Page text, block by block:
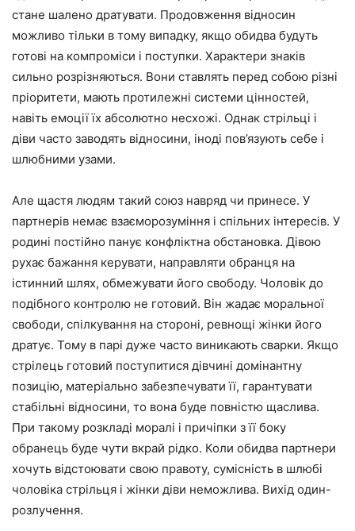
стане шалено дратувати. Продовження відносин
можливо тільки в тому випадку, якщо обидва будуть
готові на компроміси і поступки. Характери знаків
сильно розрізняються. Вони ставлять перед собою різні
пріоритети, мають протилежні системи цінностей,
навіть емоції їх абсолютно несхожі. Однак стрільці і
діви часто заводять відносини, іноді пов’язують себе і
шлюбними узами.
Але щастя людям такий союз навряд чи принесе. У
партнерів немає взаєморозуміння і спільних інтересів. У
родині постійно панує конфліктна обстановка. Дівою
рухає бажання керувати, направляти обранця на
істинний шлях, обмежувати його свободу. Чоловік до
подібного контролю не готовий. Він жадає моральної
свободи, спілкування на стороні, ревнощі жінки його
дратує. Тому в парі дуже часто виникають сварки. Якщо
стрілець готовий поступитися дівчині домінантну
позицію, матеріально забезпечувати її, гарантувати
стабільні відносини, то вона буде повністю щаслива.
При такому розкладі моралі і причіпки з її боку
обранець буде чути вкрай рідко. Коли обидва партнери
хочуть відстоювати свою правоту, сумісність в шлюбі
чоловіка стрільця і жінки діви неможлива. Вихід один-
розлучення.